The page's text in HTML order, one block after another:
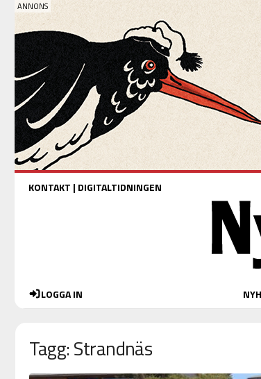
KONTAKT | DIGITALTIDNINGEN
LOGGA IN
Tagg: Strandnäs